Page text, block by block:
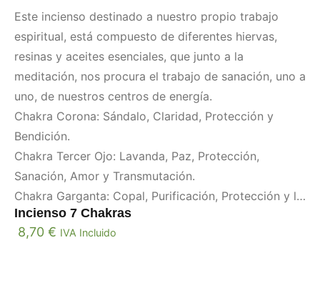
Este incienso destinado a nuestro propio trabajo
espiritual, está compuesto de diferentes hiervas,
resinas y aceites esenciales, que junto a la
meditación, nos procura el trabajo de sanación, uno a
uno, de nuestros centros de energía.
Chakra Corona: Sándalo, Claridad, Protección y
Bendición.
Chakra Tercer Ojo: Lavanda, Paz, Protección,
Sanación, Amor y Transmutación.
Chakra Garganta: Copal, Purificación, Protección y la
Abundancia.
Chakra Corazón: Romero, Conexión.
Incienso 7 Chakras
8,70 € IVA Incluido